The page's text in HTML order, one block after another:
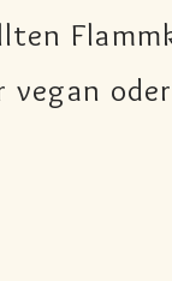
vegan